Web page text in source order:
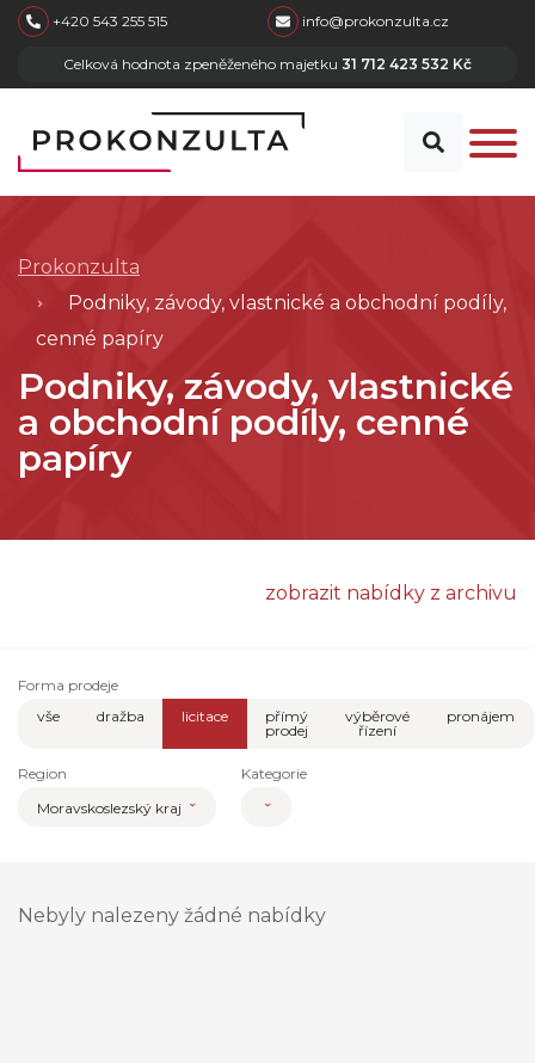
skip to main content
+420 543 255 515 info@prokonzulta.cz
Celková hodnota zpeněženého majetku 31 712 423 532 Kč
Prokonzulta
Podniky, závody, vlastnické a obchodní podíly,
cenné papíry
Podniky, závody, vlastnické
a obchodní podíly, cenné
papíry
zobrazit nabídky z archivu
Forma prodeje
vše
dražba licitace
přímý
prodej
výběrové
řízení
pronájem
Region
Moravskoslezský kraj
Kategorie
Nebyly nalezeny žádné nabídky